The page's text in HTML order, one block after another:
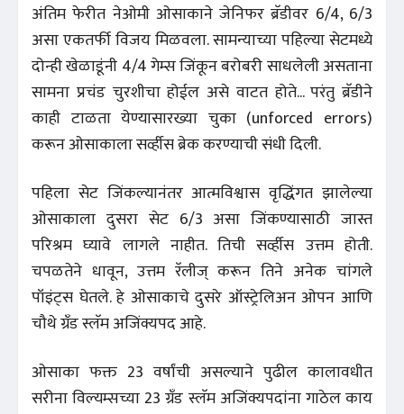
अंतिम फेरीत नेओमी ओसाकाने जेनिफर ब्रॅडीवर 6/4, 6/3
असा एकतर्फी विजय मिळवला. सामन्याच्या पहिल्या सेटमध्ये
दोन्ही खेळाडूंनी 4/4 गेम्स जिंकून बरोबरी साधलेली असताना
सामना प्रचंड चुरशीचा होईल असे वाटत होते... परंतु ब्रॅडीने
काही टाळता येण्यासारख्या चुका (unforced errors)
करून ओसाकाला सर्व्हीस ब्रेक करण्याची संधी दिली.
पहिला सेट जिंकल्यानंतर आत्मविश्वास वृद्धिंगत झालेल्या
ओसाकाला दुसरा सेट 6/3 असा जिंकण्यासाठी जास्त
परिश्रम घ्यावे लागले नाहीत. तिची सर्व्हीस उत्तम होती.
चपळतेने धावून, उत्तम रॅलीज्‌ करून तिने अनेक चांगले
पॉइंट्स घेतले. हे ओसाकाचे दुसरे ऑस्ट्रेलिअन ओपन आणि
चौथे ग्रँड स्लॅम अजिंक्यपद आहे.
ओसाका फक्त 23 वर्षांची असल्याने पुढील कालावधीत
सरीना विल्यम्सच्या 23 ग्रँड स्लॅम अजिंक्यपदांना गाठेल काय